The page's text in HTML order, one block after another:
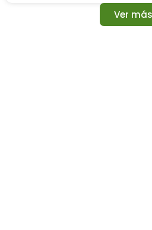
Ver más